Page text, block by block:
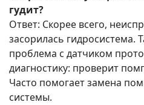
гудит?
Ответ: Скорее всего,
засорилась гидросистема.
проблема с датчиком
диагностику: проверит
Часто помогает замена
системы.